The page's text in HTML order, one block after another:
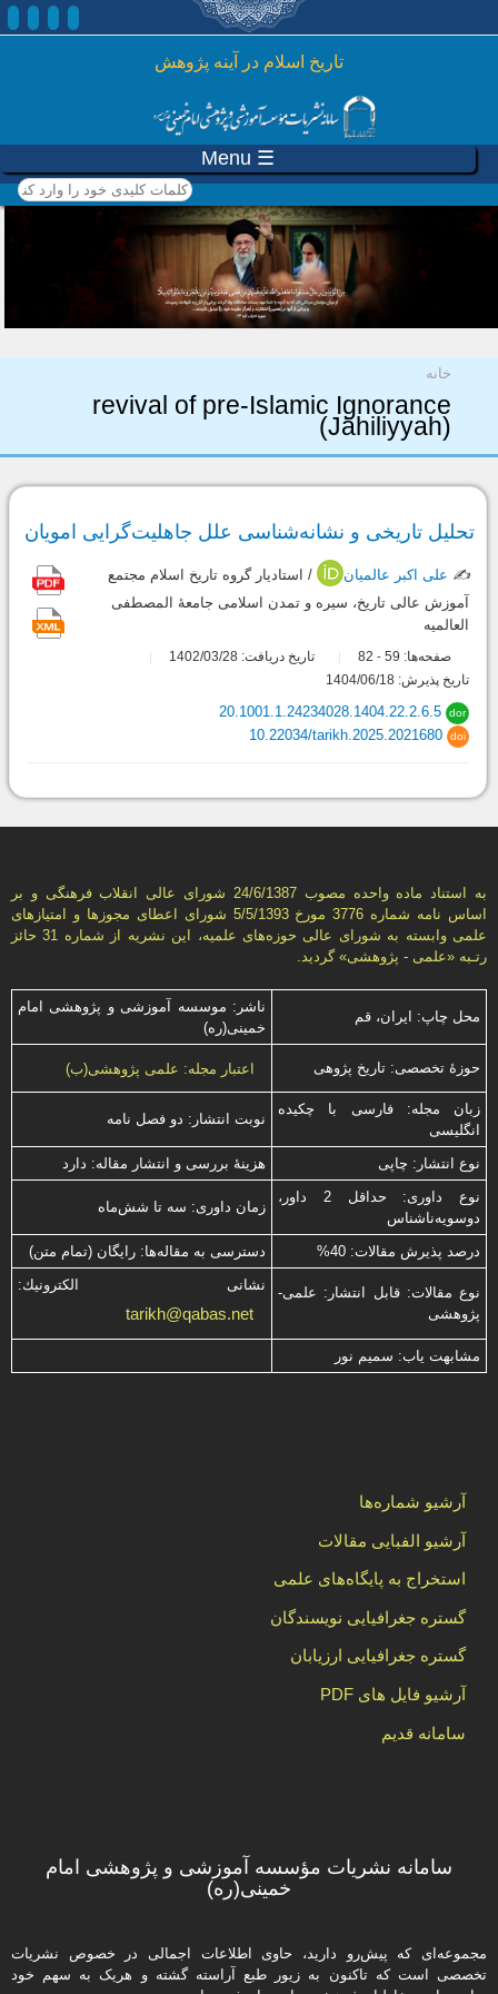
رفتن به محتوای اصلی
تاريخ اسلام در آينه پژوهش
☰ Menu
کلمات کلیدی خود را وارد
کنید
شما اینجا هستید
خانه
revival of pre-Islamic Ignorance
(Jāhiliyyah)
تحلیل تاریخی و نشانه‌شناسی علل جاهلیت‌گرایی امویان
✍️ علی اکبر عالمیان
/ استادیار گروه تاریخ اسلام مجتمع
آموزش عالی تاریخ، سیره و تمدن اسلامی جامعۀ المصطفی
العالمیه
صفحه‌ها: 59
-
تاریخ دریافت: 1402/03/28
تاریخ پذیرش: 1404/06/18
dor
20.1001.1.24234028.1404.22.2.6.5
doi
10.22034/tarikh.2025.2021680
به استناد ماده واحده مصوب 24/6/1387 شورای عالی انقلاب فرهنگی و بر
اساس نامه شماره 3776 مورخ 5/5/1393 شورای اعطای مجوزها و امتيازهای
علمی وابسته به شورای عالی حوزه‌های علميه، اين نشريه از شماره 31 حائز
رتـبه «علمی - پژوهشی» گرديد.
محل چاپ: ایران، قم
ناشر: موسسه آموزشی و پژوهشی امام
خمینی(ره)
حوزۀ تخصصی: تاریخ پژوهی اعتبار مجله: علمی پژوهشی(ب)
زبان مجله: فارسی با چكیده
انگلیسی
نوبت انتشار: دو فصل نامه
نوع انتشار: چاپی
هزینۀ بررسی و انتشار مقاله: دارد
نوع داوری: حداقل 2 داور،
دوسویه‌ناشناس
زمان داوری: سه تا شش‌ماه
درصد پذیرش مقالات: 40% دسترسی به مقاله‌ها: رایگان (تمام متن)
نوع مقالات: قابل انتشار: علمی-
پژوهشی
نشانی الكترونیك:
tarikh@qabas.net
مشابهت ياب: سميم نور
آرشیو شماره‌ها
آرشیو الفبایی مقالات
استخراج به پایگاه‌های علمی
گستره جغرافیایی نویسندگان
گستره جغرافیایی ارزیابان
آرشیو فایل های PDF
سامانه قدیم
سامانه نشریات مؤسسه آموزشی و پژوهشی امام
خمینی(ره)
مجموعه‌ای که پیش‌رو دارید،‌ حاوی اطلاعات اجمالی در خصوص نشریات
تخصصی است که تاکنون به زیور طبع آراسته گشته و هریک به سهم خود